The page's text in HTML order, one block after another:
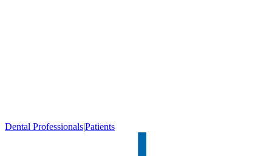
Dental Professionals|Patients